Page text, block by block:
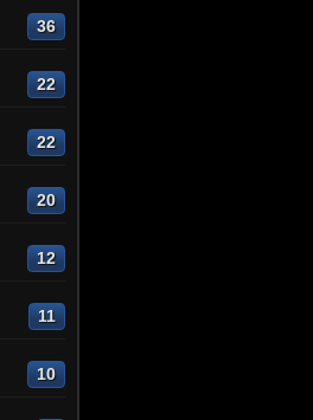
36
22
22
20
12
11
10